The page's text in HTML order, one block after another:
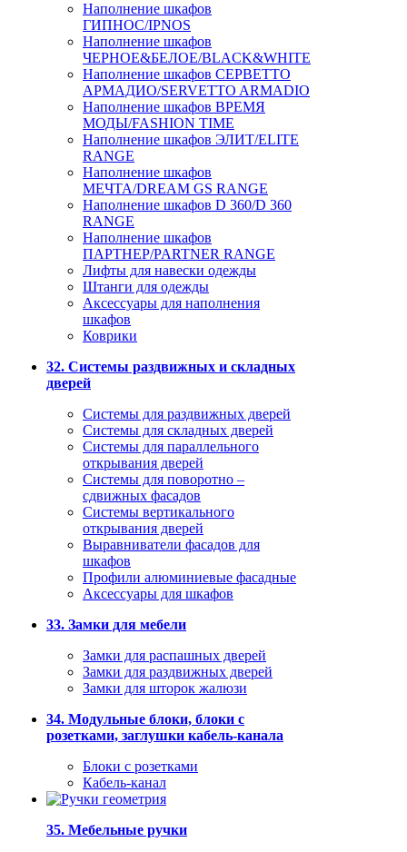
Наполнение шкафов
ГИПНОС/IPNOS
Наполнение шкафов
ЧЕРНОЕ&БЕЛОЕ/BLACK&WHITE
Наполнение шкафов СЕРВЕТТО
АРМАДИО/SERVETTO ARMADIO
Наполнение шкафов ВРЕМЯ
МОДЫ/FASHION TIME
Наполнение шкафов ЭЛИТ/ELITE
RANGE
Наполнение шкафов
МЕЧТА/DREAM GS RANGE
Наполнение шкафов D 360/D 360
RANGE
Наполнение шкафов
ПАРТНЕР/PARTNER RANGE
Лифты для навески одежды
Штанги для одежды
Аксессуары для наполнения
шкафов
Коврики
32. Системы раздвижных и складных
дверей
Системы для раздвижных дверей
Системы для складных дверей
Системы для параллельного
открывания дверей
Системы для поворотно –
сдвижных фасадов
Системы вертикального
открывания дверей
Выравниватели фасадов для
шкафов
Профили алюминиевые фасадные
Аксессуары для шкафов
33. Замки для мебели
Замки для распашных дверей
Замки для раздвижных дверей
Замки для шторок жалюзи
34. Модульные блоки, блоки с
розетками, заглушки кабель-канала
Блоки с розетками
Кабель-канал
35. Мебельные ручки